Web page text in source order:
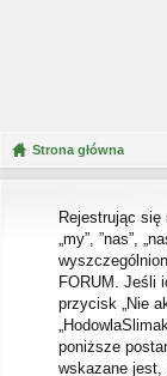
Strona główna
Rejestrując się
„my”, ”nas”,
FORUM. Jeśli
przycisk „Nie
poniższe
wskazane jest,